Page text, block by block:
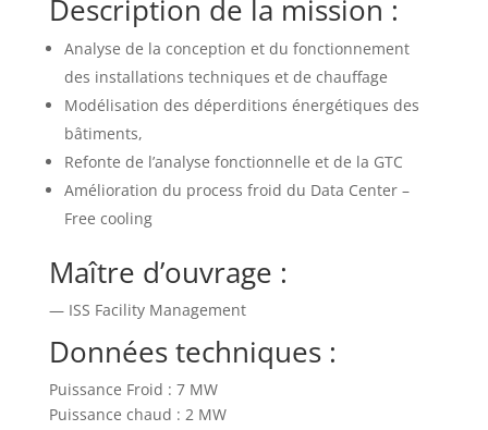
Description de la mission :
Analyse de la conception et du fonctionnement
des installations techniques et de chauffage
Modélisation des déperditions énergétiques des
bâtiments,
Refonte de l’analyse fonctionnelle et de la GTC
Amélioration du process froid du Data Center –
Free cooling
Maître d’ouvrage :
— ISS Facility Management
Données techniques :
Puissance Froid : 7 MW
Puissance chaud : 2 MW